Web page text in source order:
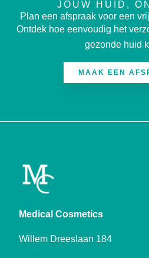
JOUW HUID,
Plan een afspraak voor een
Ontdek hoe eenvoudig het
gezonde huid
MAAK EEN
Medical Cosmetics
Willem Dreeslaan 184